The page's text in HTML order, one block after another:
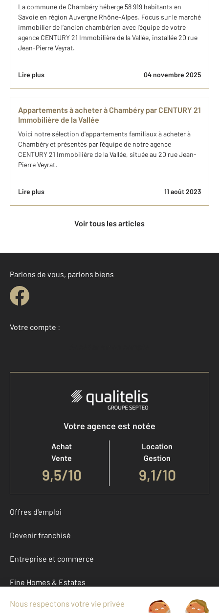
La commune de Chambéry héberge 58 919 habitants en
Savoie en région Auvergne Rhône-Alpes. Focus sur le marché
immobilier de l’ancien chambérien avec l’équipe de votre
agence CENTURY 21 Immobilière de la Vallée, installée 20 rue
Jean-Pierre Veyrat.
Lire plus 04 novembre 2025
Appartements à acheter à Chambéry par CENTURY 21
Immobilière de la Vallée
Voici notre sélection d'appartements familiaux à acheter à
Chambéry et présentés par l'équipe de notre agence
CENTURY 21 Immobilière de la Vallée, située au 20 rue Jean-
Pierre Veyrat.
Lire plus 11 août 2023
Voir tous les articles
Parlons de vous, parlons biens
Votre compte :
Accéder à mon compte
Votre agence est notée
Achat
Vente
9,5/10
Location
Gestion
9,1/10
Offres d'emploi
Devenir franchisé
Entreprise et commerce
Fine Homes & Estates
À propos